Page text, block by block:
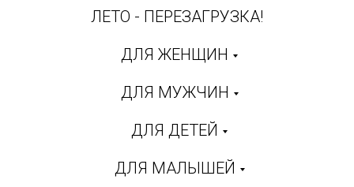
ЛЕТО - ПЕРЕЗАГРУЗКА!
ДЛЯ ЖЕНЩИН
ДЛЯ МУЖЧИН
ДЛЯ ДЕТЕЙ
ДЛЯ МАЛЫШЕЙ